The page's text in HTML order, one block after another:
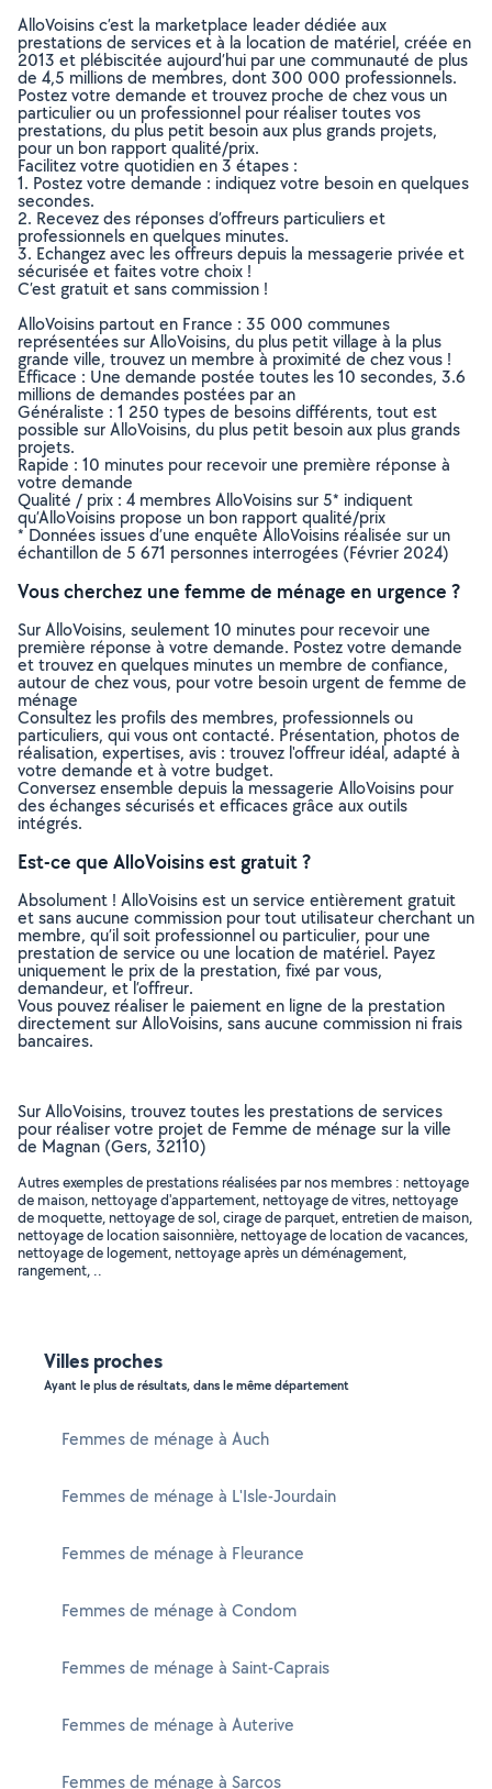
AlloVoisins c’est la marketplace leader dédiée aux
prestations de services et à la location de matériel, créée en
2013 et plébiscitée aujourd’hui par une communauté de plus
de 4,5 millions de membres, dont 300 000 professionnels.
Postez votre demande et trouvez proche de chez vous un
particulier ou un professionnel pour réaliser toutes vos
prestations, du plus petit besoin aux plus grands projets,
pour un bon rapport qualité/prix.
Facilitez votre quotidien en 3 étapes :
1. Postez votre demande : indiquez votre besoin en quelques
secondes.
2. Recevez des réponses d’offreurs particuliers et
professionnels en quelques minutes.
3. Echangez avec les offreurs depuis la messagerie privée et
sécurisée et faites votre choix !
C’est gratuit et sans commission !
AlloVoisins partout en France : 35 000 communes
représentées sur AlloVoisins, du plus petit village à la plus
grande ville, trouvez un membre à proximité de chez vous !
Efficace : Une demande postée toutes les 10 secondes, 3.6
millions de demandes postées par an
Généraliste : 1 250 types de besoins différents, tout est
possible sur AlloVoisins, du plus petit besoin aux plus grands
projets.
Rapide : 10 minutes pour recevoir une première réponse à
votre demande
Qualité / prix : 4 membres AlloVoisins sur 5* indiquent
qu’AlloVoisins propose un bon rapport qualité/prix
* Données issues d’une enquête AlloVoisins réalisée sur un
échantillon de 5 671 personnes interrogées (Février 2024)
Vous cherchez une femme de ménage en urgence ?
Sur AlloVoisins, seulement 10 minutes pour recevoir une
première réponse à votre demande. Postez votre demande
et trouvez en quelques minutes un membre de confiance,
autour de chez vous, pour votre besoin urgent de femme de
ménage
Consultez les profils des membres, professionnels ou
particuliers, qui vous ont contacté. Présentation, photos de
réalisation, expertises, avis : trouvez l'offreur idéal, adapté à
votre demande et à votre budget.
Conversez ensemble depuis la messagerie AlloVoisins pour
des échanges sécurisés et efficaces grâce aux outils
intégrés.
Est-ce que AlloVoisins est gratuit ?
Absolument ! AlloVoisins est un service entièrement gratuit
et sans aucune commission pour tout utilisateur cherchant un
membre, qu’il soit professionnel ou particulier, pour une
prestation de service ou une location de matériel. Payez
uniquement le prix de la prestation, fixé par vous,
demandeur, et l’offreur.
Vous pouvez réaliser le paiement en ligne de la prestation
directement sur AlloVoisins, sans aucune commission ni frais
bancaires.
Sur AlloVoisins, trouvez toutes les prestations de services
pour réaliser votre projet de Femme de ménage sur la ville
de Magnan (Gers, 32110)
Autres exemples de prestations réalisées par nos membres : nettoyage
de maison, nettoyage d'appartement, nettoyage de vitres, nettoyage
de moquette, nettoyage de sol, cirage de parquet, entretien de maison,
nettoyage de location saisonnière, nettoyage de location de vacances,
nettoyage de logement, nettoyage après un déménagement,
rangement, ..
Villes proches
Ayant le plus de résultats, dans le même département
Femmes de ménage à Auch
Femmes de ménage à L'Isle-Jourdain
Femmes de ménage à Fleurance
Femmes de ménage à Condom
Femmes de ménage à Saint-Caprais
Femmes de ménage à Auterive
Femmes de ménage à Sarcos